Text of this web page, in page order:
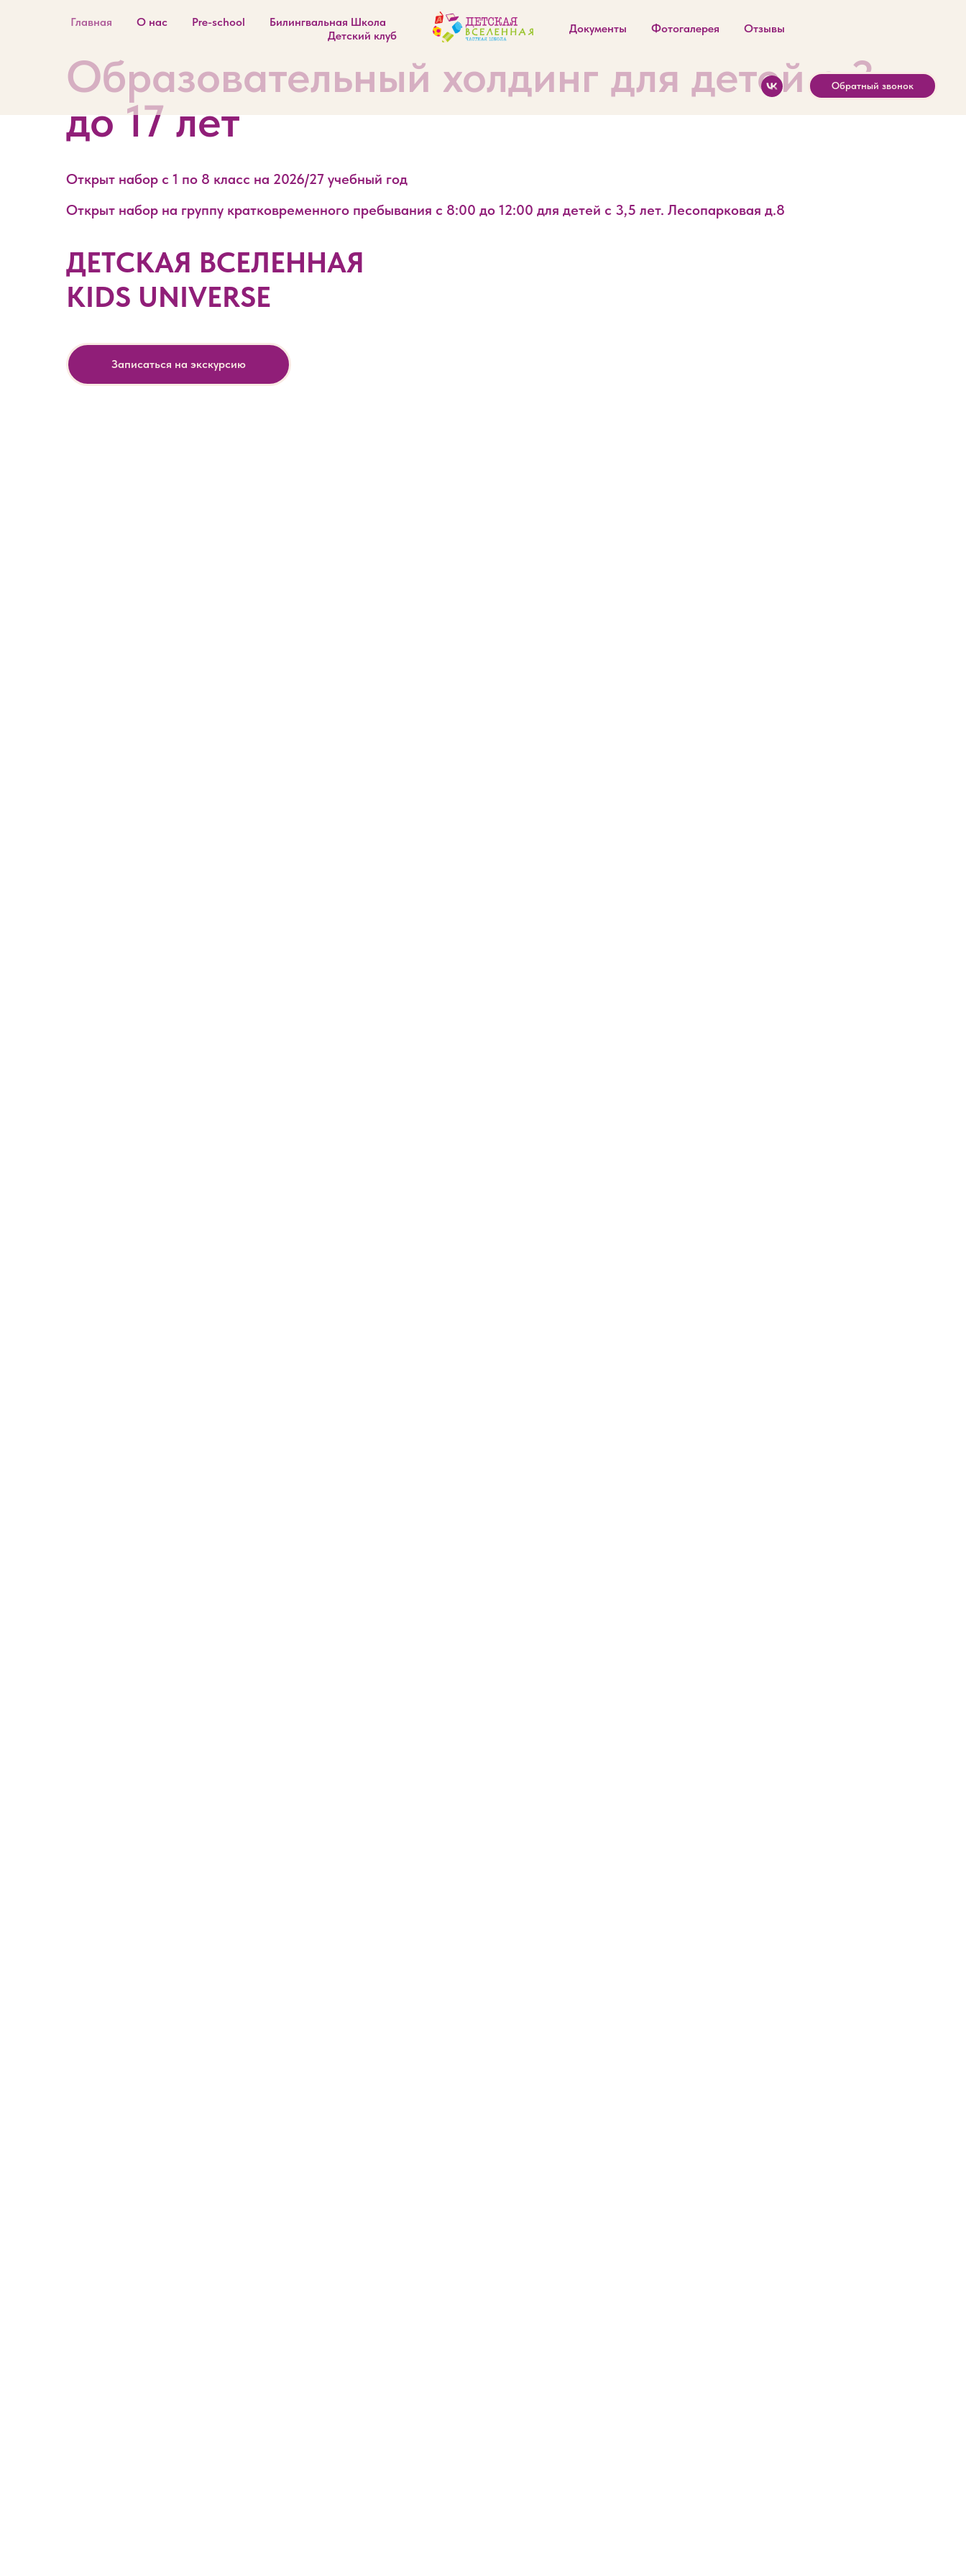
Главная О нас Pre-school
Билингвальная Школа
Детский клуб
Документы Фотогалерея Отзывы
Обратный звонок
Образовательный холдинг для детей с 3
до 17 лет
Открыт набор с 1 по 8 класс на 2026/27 учебный год
Открыт набор на группу кратковременного пребывания с 8:00 до 12:00 для детей с 3,5 лет. Лесопарковая д.8
ДЕТСКАЯ ВСЕЛЕННАЯ
KIDS UNIVERSE
Записаться на экскурсию